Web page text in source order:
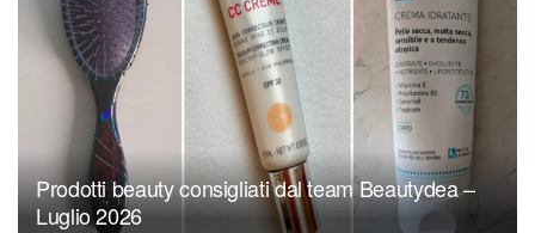
Prodotti beauty consigliati dal team Beautydea –
Luglio 2026